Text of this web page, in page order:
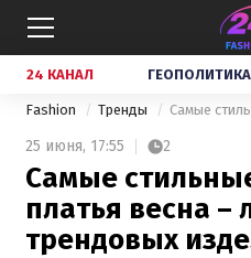
24 КАНАЛ ГЕОПОЛИТИКА
Fashion Тренды
25 июня, 17:55 2
Самые
платья весна –
трендовых